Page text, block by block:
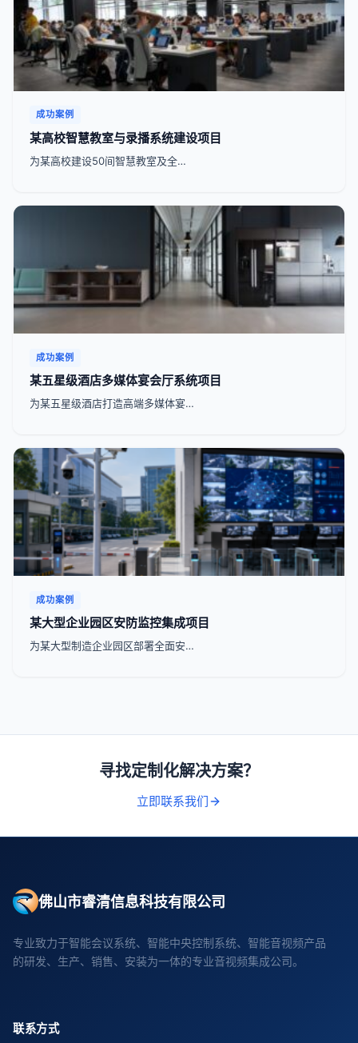
成功案例
某高校智慧教室与录播系统建设项目
为某高校建设50间智慧教室及全…
成功案例
某五星级酒店多媒体宴会厅系统项目
为某五星级酒店打造高端多媒体宴…
成功案例
某大型企业园区安防监控集成项目
为某大型制造企业园区部署全面安…
寻找定制化解决方案？
立即联系我们
佛山市睿清信息科技有限公司
专业致力于智能会议系统、智能中央控制系统、智能音视频产品
的研发、生产、销售、安装为一体的专业音视频集成公司。
联系方式